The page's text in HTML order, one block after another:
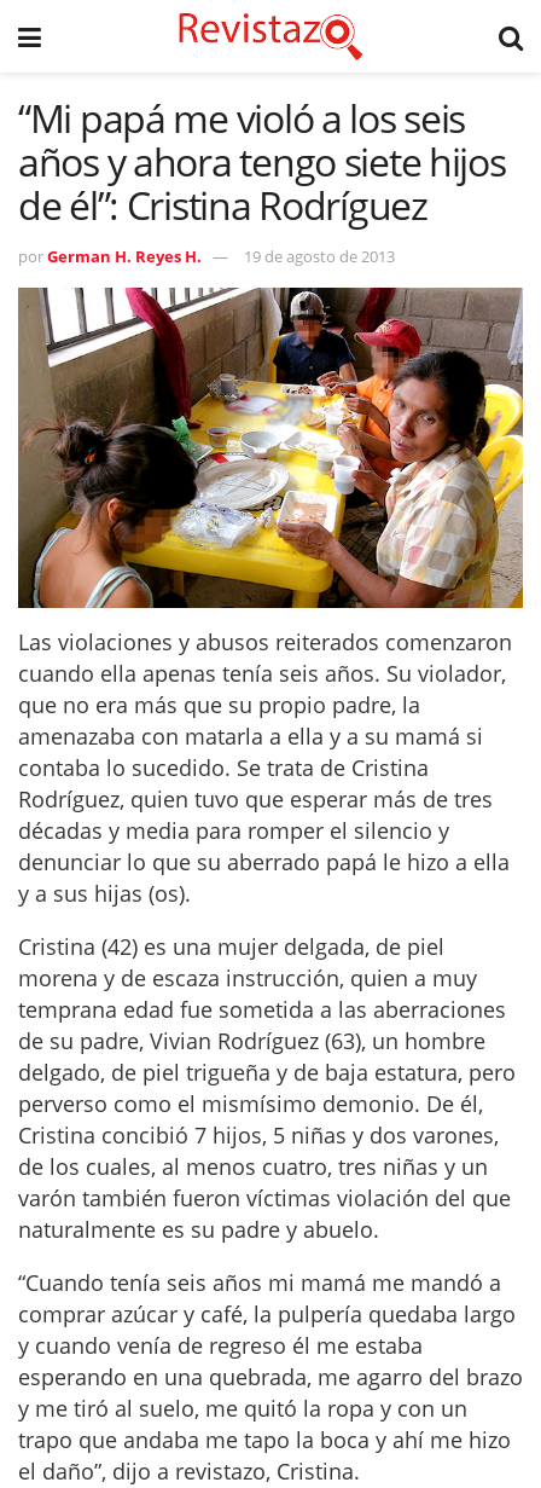
“Mi papá me violó a los seis
años y ahora tengo siete hijos
de él”: Cristina Rodríguez
porGerman H. Reyes H. 19 de agosto de 2013
Las violaciones y abusos reiterados comenzaron
cuando ella apenas tenía seis años. Su violador,
que no era más que su propio padre, la
amenazaba con matarla a ella y a su mamá si
contaba lo sucedido. Se trata de Cristina
Rodríguez, quien tuvo que esperar más de tres
décadas y media para romper el silencio y
denunciar lo que su aberrado papá le hizo a ella
y a sus hijas (os).
Cristina (42) es una mujer delgada, de piel
morena y de escaza instrucción, quien a muy
temprana edad fue sometida a las aberraciones
de su padre, Vivian Rodríguez (63), un hombre
delgado, de piel trigueña y de baja estatura, pero
perverso como el mismísimo demonio. De él,
Cristina concibió 7 hijos, 5 niñas y dos varones,
de los cuales, al menos cuatro, tres niñas y un
varón también fueron víctimas violación del que
naturalmente es su padre y abuelo.
“Cuando tenía seis años mi mamá me mandó a
comprar azúcar y café, la pulpería quedaba largo
y cuando venía de regreso él me estaba
esperando en una quebrada, me agarro del brazo
y me tiró al suelo, me quitó la ropa y con un
trapo que andaba me tapo la boca y ahí me hizo
el daño”, dijo a revistazo, Cristina.